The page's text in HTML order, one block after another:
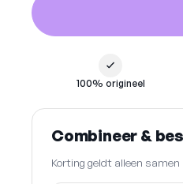
100% origineel
Combineer &
Korting geldt alleen